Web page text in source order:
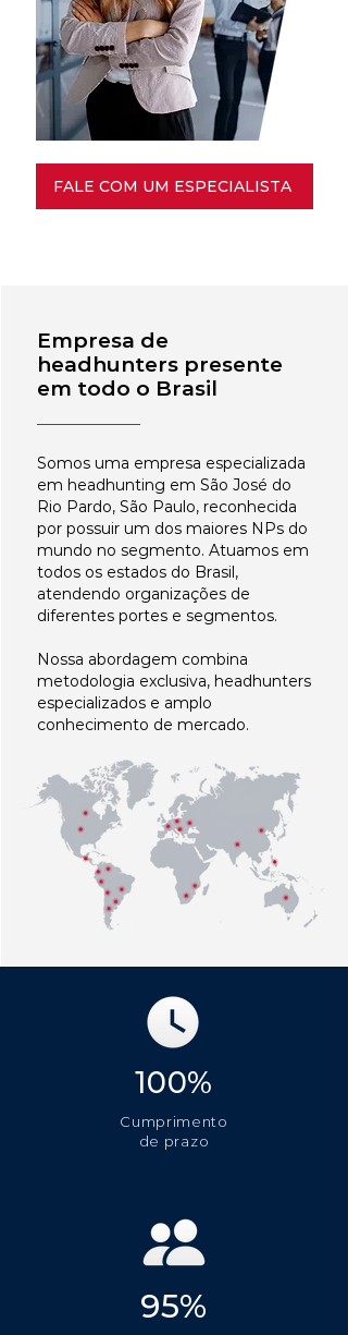
FALE COM UM ESPECIALISTA
Empresa de
headhunters presente
em todo o Brasil
Somos uma empresa especializada
em headhunting em São José do
Rio Pardo, São Paulo, reconhecida
por possuir um dos maiores NPs do
mundo no segmento. Atuamos em
todos os estados do Brasil,
atendendo organizações de
diferentes portes e segmentos.
Nossa abordagem combina
metodologia exclusiva, headhunters
especializados e amplo
conhecimento de mercado.
100%
Cumprimento
de prazo
95%